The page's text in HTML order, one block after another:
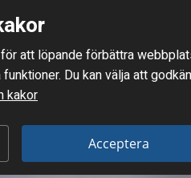
att löpande förbättra
Du kan välja att
kakor
Acceptera